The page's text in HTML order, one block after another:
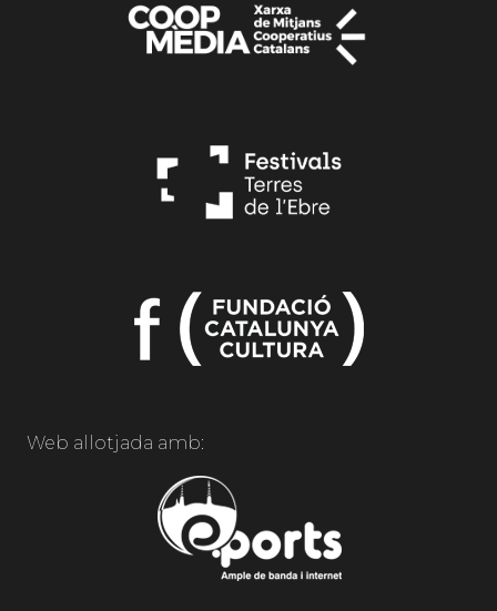
Web allotjada amb: